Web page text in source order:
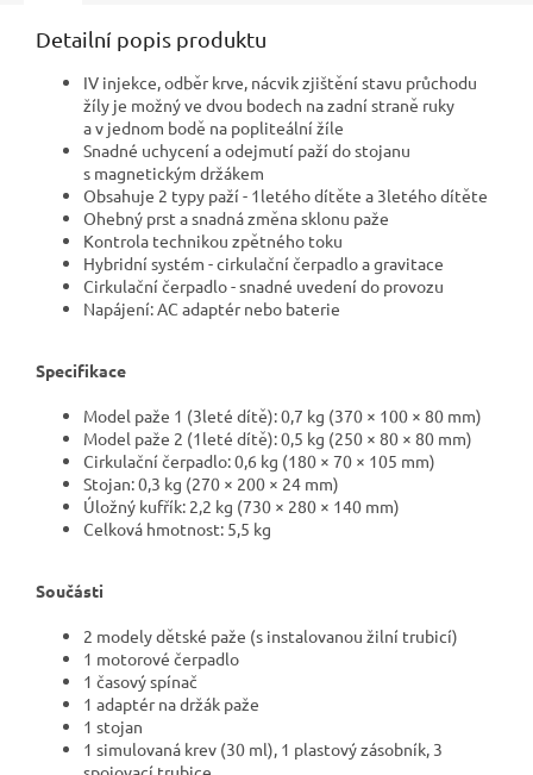
Detailní popis produktu
IV injekce, odběr krve, nácvik zjištění stavu průchodu
žíly je možný ve dvou bodech na zadní straně ruky
a v jednom bodě na popliteální žíle
Snadné uchycení a odejmutí paží do stojanu
s magnetickým držákem
Obsahuje 2 typy paží - 1letého dítěte a 3letého dítěte
Ohebný prst a snadná změna sklonu paže
Kontrola technikou zpětného toku
Hybridní systém - cirkulační čerpadlo a gravitace
Cirkulační čerpadlo - snadné uvedení do provozu
Napájení: AC adaptér nebo baterie
Specifikace
Model paže 1 (3leté dítě): 0,7 kg (370 × 100 × 80 mm)
Model paže 2 (1leté dítě): 0,5 kg (250 × 80 × 80 mm)
Cirkulační čerpadlo: 0,6 kg (180 × 70 × 105 mm)
Stojan: 0,3 kg (270 × 200 × 24 mm)
Úložný kufřík: 2,2 kg (730 × 280 × 140 mm)
Celková hmotnost: 5,5 kg
Součásti
2 modely dětské paže (s instalovanou žilní trubicí)
1 motorové čerpadlo
1 časový spínač
1 adaptér na držák paže
1 stojan
1 simulovaná krev (30 ml), 1 plastový zásobník, 3